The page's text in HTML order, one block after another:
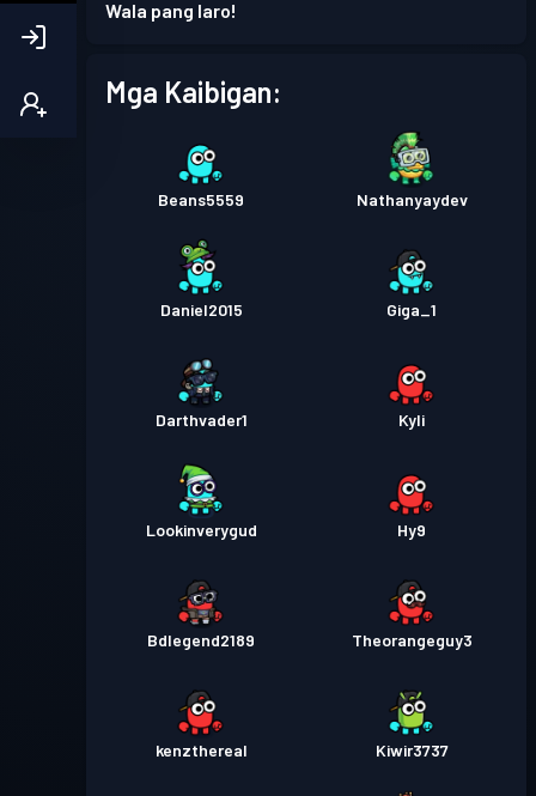
Wala pang laro!
Mga Kaibigan:
Beans5559 Nathanyaydev
Daniel2015 Giga_1
Darthvader1 Kyli
Lookinverygud Hy9
Bdlegend2189 Theorangeguy3
kenzthereal Kiwir3737